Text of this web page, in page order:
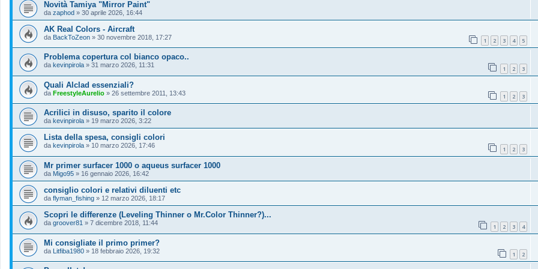
Novità Tamiya "Mirror Paint"
da zaphod » 30 aprile 2026, 16:44
AK Real Colors - Aircraft
da BackToZeon » 30 novembre 2018, 17:27 1 2 3 4 5
Problema copertura col bianco opaco..
da kevinpirola » 31 marzo 2026, 11:31 1 2 3
Quali Alclad essenziali?
da FreestyleAurelio » 26 settembre 2011, 13:43 1 2 3
Acrilici in disuso, sparito il colore
da kevinpirola » 19 marzo 2026, 3:22
Lista della spesa, consigli colori
da kevinpirola » 10 marzo 2026, 17:46 1 2 3
Mr primer surfacer 1000 o aqueus surfacer 1000
da Migo95 » 16 gennaio 2026, 16:42
consiglio colori e relativi diluenti etc
da flyman_fishing » 12 marzo 2026, 18:17
Scopri le differenze (Leveling Thinner o Mr.Color Thinner?)...
da groover81 » 7 dicembre 2018, 11:44 1 2 3 4
Mi consigliate il primo primer?
da Litfiba1980 » 18 febbraio 2026, 19:32 1 2